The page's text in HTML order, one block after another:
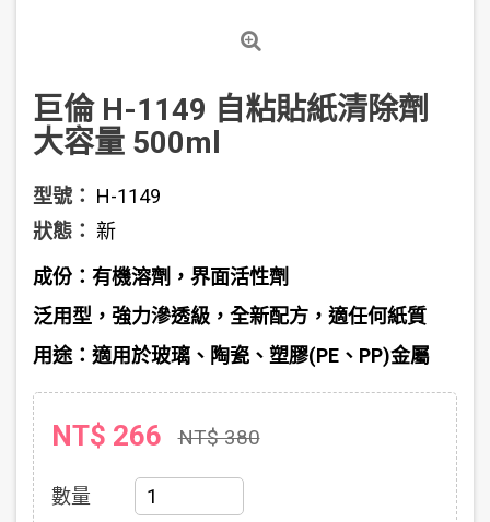
巨倫 H-1149 自粘貼紙清除劑
大容量 500ml
型號： H-1149
狀態： 新
成份：有機溶劑，界面活性劑
泛用型，強力滲透級，全新配方，適任何紙質
用途：適用於玻璃、陶瓷、塑膠(PE、PP)金屬
NT$ 266 NT$ 380
數量